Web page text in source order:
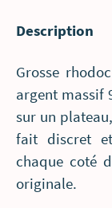
couleur
rhodochrosite
Description
Grosse
argent massif
sur un
fait discret
chaque coté
originale.